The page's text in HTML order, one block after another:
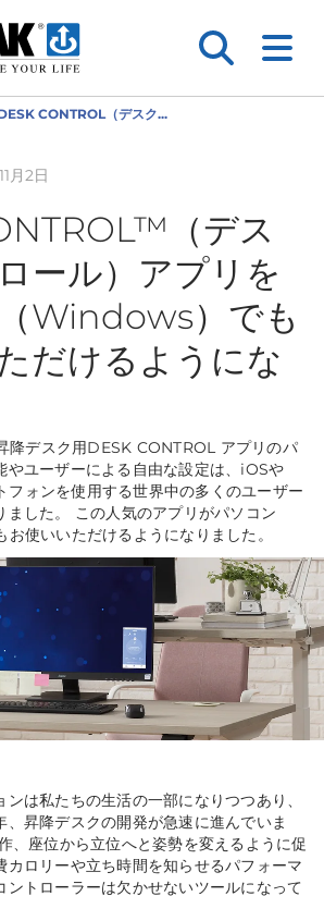
CONTROL（デスク...
月2日
（デス
ール）アプリを
Windows）でも
だけるようにな
降デスク用DESK CONTROL アプリのパ
やユーザーによる自由な設定は、iOSや
ォンを使用する世界中の多くのユーザー
ました。 この人気のアプリがパソコン
使いいただけるようになりました。
は私たちの生活の一部になりつつあり、
、昇降デスクの開発が急速に進んでいま
、座位から立位へと姿勢を変えるように促
カロリーや立ち時間を知らせるパフォーマ
ントローラーは欠かせないツールになって